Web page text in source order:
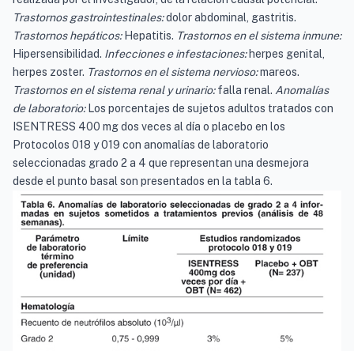
Trastornos gastrointestinales:dolor abdominal, gastritis.
Trastornos hepáticos:Hepatitis. Trastornos en el sistema inmune:
Hipersensibilidad. Infecciones e infestaciones:herpes genital,
herpes zoster. Trastornos en el sistema nervioso:mareos.
Trastornos en el sistema renal y urinario:falla renal. Anomalías
de laboratorio:Los porcentajes de sujetos adultos tratados con
ISENTRESS 400 mg dos veces al día o placebo en los
Protocolos 018 y 019 con anomalías de laboratorio
seleccionadas grado 2 a 4 que representan una desmejora
desde el punto basal son presentados en la tabla 6.